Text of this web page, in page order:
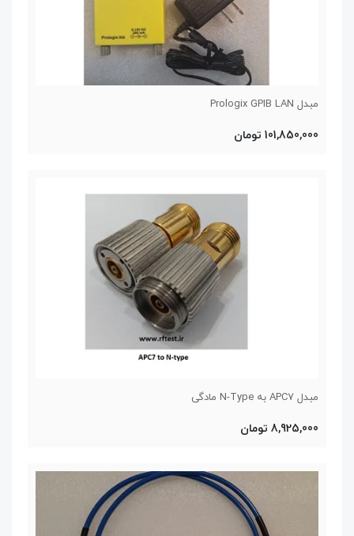
مبدل Prologix GPIB LAN
101,850,000 تومان
مبدل APC7 به N-Type مادگی
8,925,000 تومان